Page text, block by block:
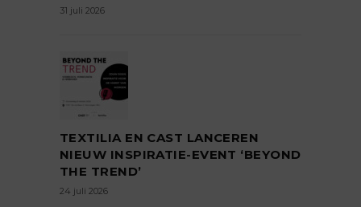
31 juli 2026
TEXTILIA EN CAST LANCEREN
NIEUW INSPIRATIE-EVENT ‘BEYOND
THE TREND’
24 juli 2026